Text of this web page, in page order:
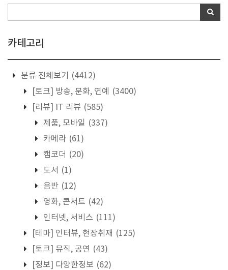
카테고리
분류 전체보기
(4412)
[토크] 방송, 문화, 연예
(3400)
[리뷰] IT 리뷰 (585)
제품, 모바일 (337)
카메라 (61)
캠코더 (20)
도서 (1)
음반 (12)
영화, 콘서트 (42)
인터넷, 서비스 (111)
[테마] 인터뷰, 현장취재 (125)
[토크] 뮤직, 공연 (43)
[정보] 다양한정보 (62)